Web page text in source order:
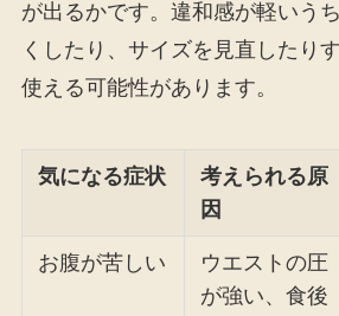
が出るかです。違和感が軽いう
くしたり、サイズを見直したり
使える可能性があります。
気になる症状
考えられる原
因
お腹が苦しい
ウエストの圧
が強い、食後